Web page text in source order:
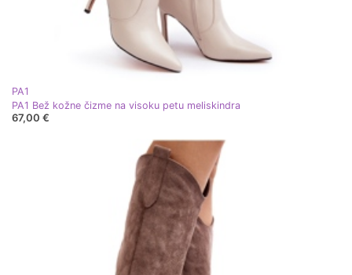
PA1
PA1 Bež kožne čizme na visoku petu meliskindra
67,00 €